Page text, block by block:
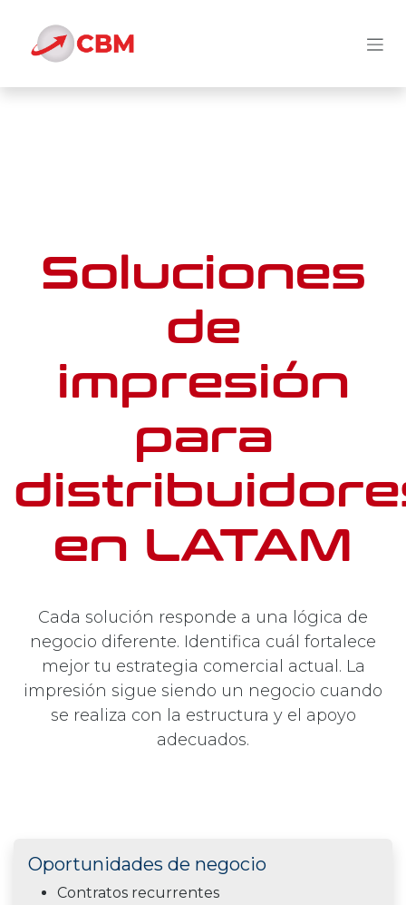
Soluciones
de
impresión
para
en LATAM
Cada solución responde a una lógica de
negocio diferente. Identifica cuál fortalece
mejor tu estrategia comercial actual. La
impresión sigue siendo un negocio cuando
se realiza con la estructura y el apoyo
adecuados.
Oportunidades de negocio
Contratos recurrentes